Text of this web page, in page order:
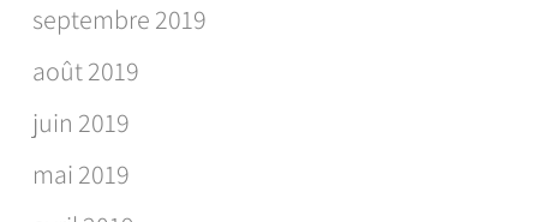
septembre 2019
août 2019
juin 2019
mai 2019